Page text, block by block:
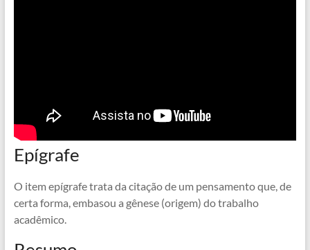
Epígrafe
O item epígrafe trata da citação de um pensamento que, de
certa forma, embasou a gênese (origem) do trabalho
acadêmico.